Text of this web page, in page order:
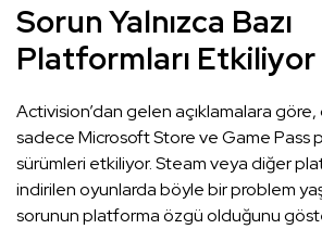
Sorun Yalnızca Bazı
Platformları Etkiliyor
Activision’dan gelen açıklamalara göre,
sadece Microsoft Store ve Game Pass
sürümleri etkiliyor. Steam veya diğer
indirilen oyunlarda böyle bir problem
sorunun platforma özgü olduğunu